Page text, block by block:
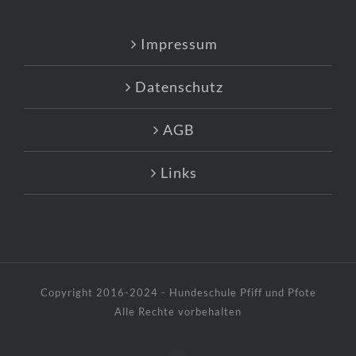
Impressum
Datenschutz
AGB
Links
Copyright 2016-2024 - Hundeschule Pfiff und Pfote
Alle Rechte vorbehalten